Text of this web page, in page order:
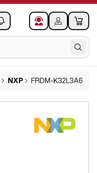
0
NXP FRDM-K32L3A6